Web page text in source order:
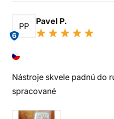
PP
6
Pavel P.
Nástroje skvele padnú do
spracované